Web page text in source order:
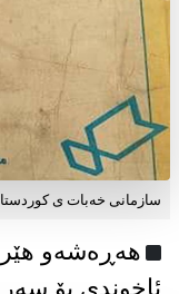
سازمانی خەبات ی
هەڕەشەو
ئاخوندی بۆ